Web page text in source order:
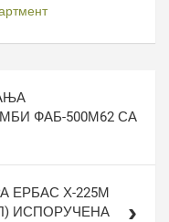
ФАБ-500М62 СА
ЕРБАС Х-225М
ИСПОРУЧЕНА